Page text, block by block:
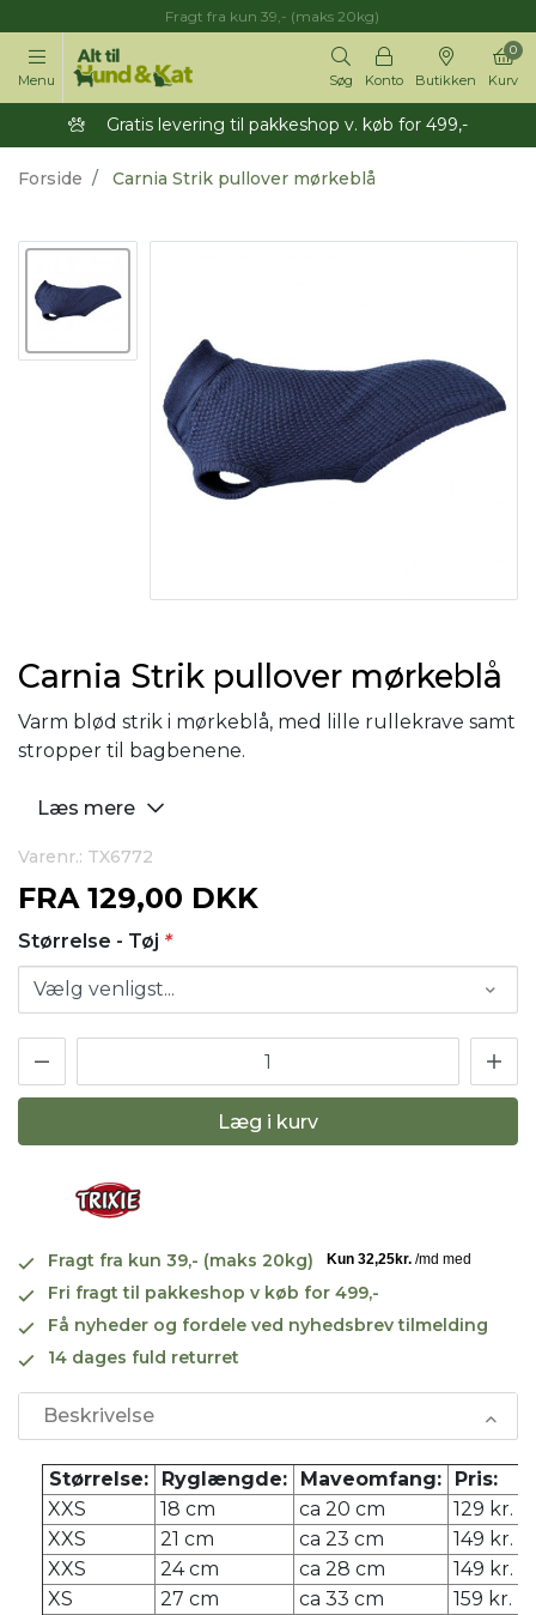
Fragt fra kun 39,- (maks 20kg)
Menu Søg Konto Butikken Kurv
0
Gratis levering til pakkeshop v. køb for 499,-
Forside Carnia Strik pullover mørkeblå
Carnia Strik pullover mørkeblå
Varm blød strik i mørkeblå, med lille rullekrave samt
stropper til bagbenene.
Læs mere
Varenr.: TX6772
FRA 129,00 DKK
Størrelse - Tøj *
Læg i kurv
Fragt fra kun 39,- (maks 20kg)
Fri fragt til pakkeshop v køb for 499,-
Få nyheder og fordele ved nyhedsbrev tilmelding
14 dages fuld returret
Beskrivelse
Størrelse: Ryglængde: Maveomfang:
Pris:
XXS
18 cm ca 20 cm
129 kr.
XXS
21 cm ca 23 cm
149 kr.
XXS
24 cm ca 28 cm
149 kr.
XS
27 cm ca 33 cm
159 kr.